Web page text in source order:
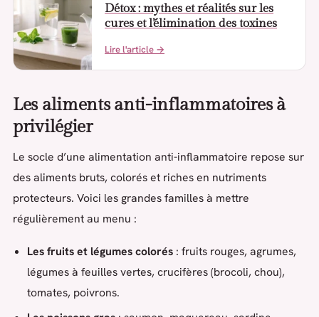
Détox : mythes et réalités sur les
cures et l’élimination des toxines
Lire l'article →
Les aliments anti-inflammatoires à
privilégier
Le socle d’une alimentation anti-inflammatoire repose sur
des aliments bruts, colorés et riches en nutriments
protecteurs. Voici les grandes familles à mettre
régulièrement au menu :
Les fruits et légumes colorés : fruits rouges, agrumes,
légumes à feuilles vertes, crucifères (brocoli, chou),
tomates, poivrons.